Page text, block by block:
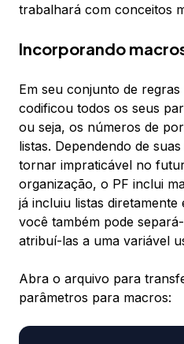
trabalhará com conceitos
Incorporando
Em seu conjunto de
codificou todos os seus
ou seja, os números de
listas. Dependendo de
tornar impraticável no
organização, o PF inclui
já incluiu listas
você também pode
atribuí-las a uma variável
Abra o arquivo para
parâmetros para macros: